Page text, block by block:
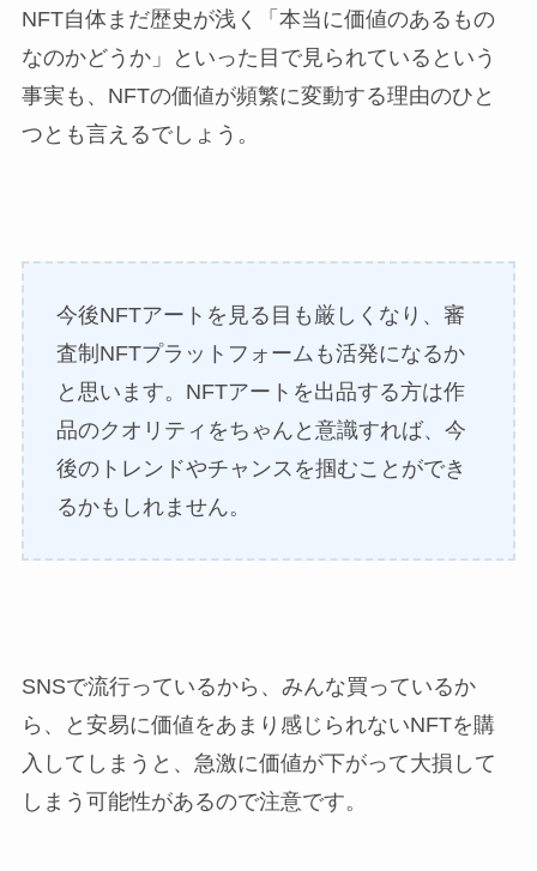
NFT自体まだ歴史が浅く「本当に価値のあるもの
なのかどうか」といった目で見られているという
事実も、NFTの価値が頻繁に変動する理由のひと
つとも言えるでしょう。
今後NFTアートを見る目も厳しくなり、審
査制NFTプラットフォームも活発になるか
と思います。NFTアートを出品する方は作
品のクオリティをちゃんと意識すれば、今
後のトレンドやチャンスを掴むことができ
るかもしれません。
SNSで流行っているから、みんな買っているか
ら、と安易に価値をあまり感じられないNFTを購
入してしまうと、急激に価値が下がって大損して
しまう可能性があるので注意です。